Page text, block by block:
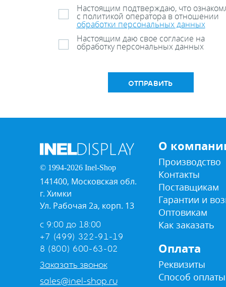
Настоящим подтверждаю, что
с политикой оператора в отношении
обработки персональных данных
Настоящим даю свое согласие на
обработку персональных данных
ОТПРАВИТЬ
© 1994-2026 Inel-Shop
141400, Московская обл.
г. Химки
Ул. Рабочая 2а, корп. 13
с 9:00 до 18:00
+7 (499) 322-91-19
8 (800) 600-63-02
Заказать звонок
sales@inel-shop.ru
О
Производство
Контакты
Поставщикам
Гарантии и
Оптовикам
Как заказать
Оплата
Реквизиты
Способ оплаты